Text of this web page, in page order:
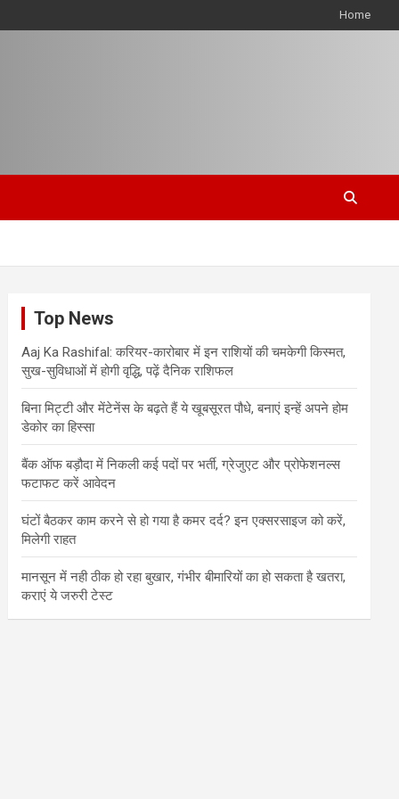
Home
Top News
Aaj Ka Rashifal: करियर-कारोबार में इन राशियों की चमकेगी किस्मत,
सुख-सुविधाओं में होगी वृद्धि, पढ़ें दैनिक राशिफल
बिना मिट्टी और मेंटेनेंस के बढ़ते हैं ये खूबसूरत पौधे, बनाएं इन्‍हें अपने होम
डेकोर का हिस्‍सा
बैंक ऑफ बड़ौदा में निकली कई पदों पर भर्ती, ग्रेजुएट और प्रोफेशनल्स
फटाफट करें आवेदन
घंटों बैठकर काम करने से हो गया है कमर दर्द? इन एक्सरसाइज को करें,
मिलेगी राहत
मानसून में नही ठीक हो रहा बुखार, गंभीर बीमारियों का हो सकता है खतरा,
कराएं ये जरुरी टेस्ट